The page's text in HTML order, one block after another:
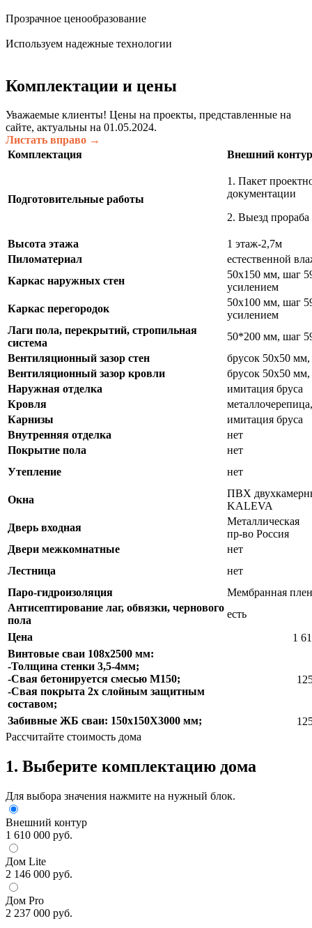
Прозрачное ценообразование
Используем надежные технологии
Комплектации и цены
Уважаемые клиенты! Цены на проекты, представленные на
сайте, актуальны на 01.05.2024.
Листать вправо →
Комплектация
Внешний контур
Подготовительные работы
1. Пакет
2. Выезд прораба
Высота этажа
1 этаж-2,7м
Пиломатериал
естественной
Каркас наружных стен
50х150 мм, шаг
усилением
Каркас перегородок
50х100 мм, шаг
усилением
Лаги пола, перекрытий, стропильная
система
50*200 мм, шаг
Вентиляционный зазор стен
брусок 50х50
Вентиляционный зазор кровли
брусок 50х50
Наружная отделка
имитация бруса
Кровля
Карнизы
имитация бруса
Внутренняя отделка
нет
Покрытие пола
нет
Утепление
нет
Окна
ПВХ
KALEVA
Дверь входная
Металлическая
пр-во Россия
Двери межкомнатные
нет
Лестница
нет
Паро-гидроизоляция
Мембранная
Антисептирование лаг, обвязки, чернового
пола
есть
Цена
1
Винтовые сваи 108х2500 мм:
-Толщина стенки 3,5-4мм;
-Свая бетонируется смесью М150;
-Свая покрыта 2х слойным защитным
составом;
Забивные ЖБ сваи: 150х150Х3000 мм;
Рассчитайте стоимость дома
1. Выберите комплектацию дома
Для выбора значения нажмите на нужный блок.
Внешний контур
1 610 000 руб.
Дом Lite
2 146 000 руб.
Дом Pro
2 237 000 руб.